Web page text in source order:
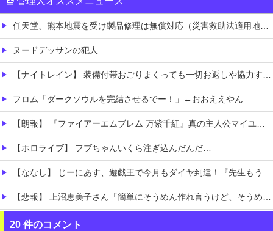
任天堂、熊本地震を受け製品修理は無償対応（災害救助法適用地域）
ヌードデッサンの犯人
【ナイトレイン】 装備付帯おごりまくっても一切お返しや協力する気がないプレイヤーいるけど…
フロム「ダークソウルを完結させるでー！」←おおええやん
【朗報】 『ファイアーエムブレム 万紫千紅』真の主人公マイユニはキャラメイクが可能
【ホロライブ】 フブちゃんいくら注ぎ込んだんだ…
【ななし】 じーにあす、遊戯王で今月もダイヤ到達！『先生もう笑うしかなくなっとりますやん』『とんでもないバケモンを産み出してしまった』
【悲報】 上沼恵美子さん「簡単にそうめん作れ言うけど、そうめん作りて地獄なんよ」
職場の人妻と不倫をして、ついに、、、
20 件のコメント